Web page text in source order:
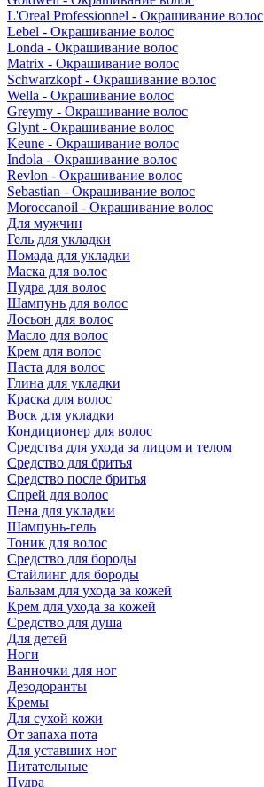
L'Oreal Professionnel - Окрашивание волос
Lebel - Окрашивание волос
Londa - Окрашивание волос
Matrix - Окрашивание волос
Schwarzkopf - Окрашивание волос
Wella - Окрашивание волос
Greymy - Окрашивание волос
Glynt - Окрашивание волос
Keune - Окрашивание волос
Indola - Окрашивание волос
Revlon - Окрашивание волос
Sebastian - Окрашивание волос
Moroccanoil - Окрашивание волос
Для мужчин
Гель для укладки
Помада для укладки
Маска для волос
Пудра для волос
Шампунь для волос
Лосьон для волос
Масло для волос
Крем для волос
Паста для волос
Глина для укладки
Краска для волос
Воск для укладки
Кондиционер для волос
Средства для ухода за лицом и телом
Средство для бритья
Средство после бритья
Спрей для волос
Пена для укладки
Шампунь-гель
Тоник для волос
Средство для бороды
Стайлинг для бороды
Бальзам для ухода за кожей
Крем для ухода за кожей
Средство для душа
Для детей
Ноги
Ванночки для ног
Дезодоранты
Кремы
Для сухой кожи
От запаха пота
Для уставших ног
Питательные
Пудра